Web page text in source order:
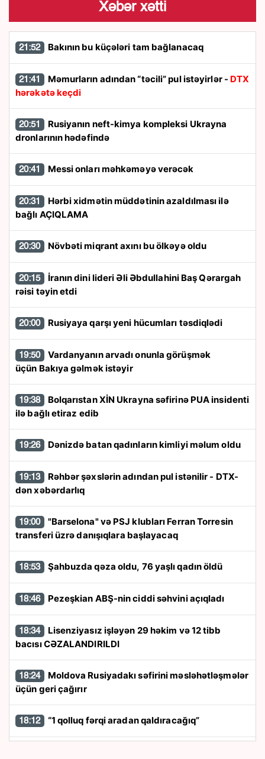
Xəbər xətti
21:52 Bakının bu küçələri tam bağlanacaq
21:41 Məmurların adından “təcili” pul istəyirlər - DTX
hərəkətə keçdi
20:51
dronlarının hədəfində
20:41 Messi onları məhkəməyə verəcək
20:31
bağlı AÇIQLAMA
20:30 Növbəti miqrant axını bu ölkəyə oldu
20:15
rəisi təyin etdi
20:00 Rusiyaya qarşı yeni hücumları təsdiqlədi
19:50
üçün Bakıya gəlmək istəyir
19:38
ilə bağlı etiraz edib
19:26 Dənizdə batan qadınların kimliyi məlum oldu
19:13
dən xəbərdarlıq
19:00
transferi üzrə danışıqlara başlayacaq
18:53 Şahbuzda qəza oldu, 76 yaşlı qadın öldü
18:46 Pezeşkian ABŞ-nin ciddi səhvini açıqladı
18:34
bacısı CƏZALANDIRILDI
18:24
üçün geri çağırır
18:12 “1 qolluq fərqi aradan qaldıracağıq”